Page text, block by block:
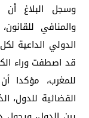
وسجل البلاغ أن
والمنافي
الدولي الداعية
قد اصطفت وراء
للمغرب، مؤكدا
القضائية للدول،